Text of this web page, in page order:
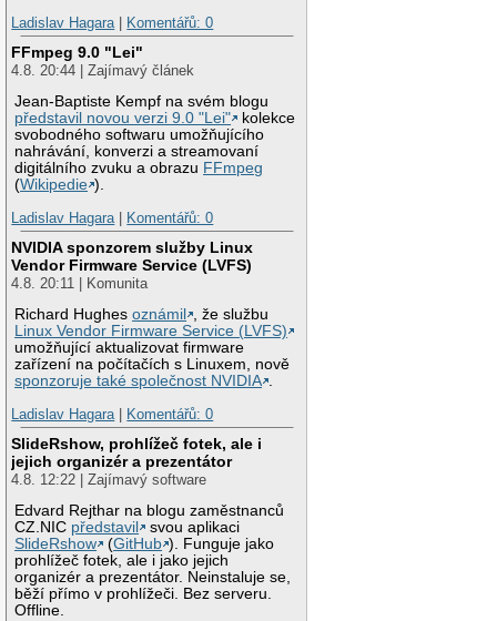
Ladislav Hagara| Komentářů: 0
FFmpeg 9.0 "Lei"
4.8. 20:44 | Zajímavý článek
Jean-Baptiste Kempf na svém blogu
představil novou verzi 9.0 "Lei"
kolekce
svobodného softwaru umožňujícího
nahrávání, konverzi a streamovaní
digitálního zvuku a obrazu FFmpeg
(Wikipedie ).
Ladislav Hagara| Komentářů: 0
NVIDIA sponzorem služby Linux
Vendor Firmware Service (LVFS)
4.8. 20:11 | Komunita
Richard Hughesoznámil
, že službu
Linux Vendor Firmware Service (LVFS)
umožňující aktualizovat firmware
zařízení na počítačích s Linuxem, nově
sponzoruje také společnost NVIDIA .
Ladislav Hagara| Komentářů: 0
SlideRshow, prohlížeč fotek, ale i
jejich organizér a prezentátor
4.8. 12:22 | Zajímavý software
Edvard Rejthar na blogu zaměstnanců
CZ.NIC představil
svou aplikaci
SlideRshow
(GitHub ). Funguje jako
prohlížeč fotek, ale i jako jejich
organizér a prezentátor. Neinstaluje se,
běží přímo v prohlížeči. Bez serveru.
Offline.